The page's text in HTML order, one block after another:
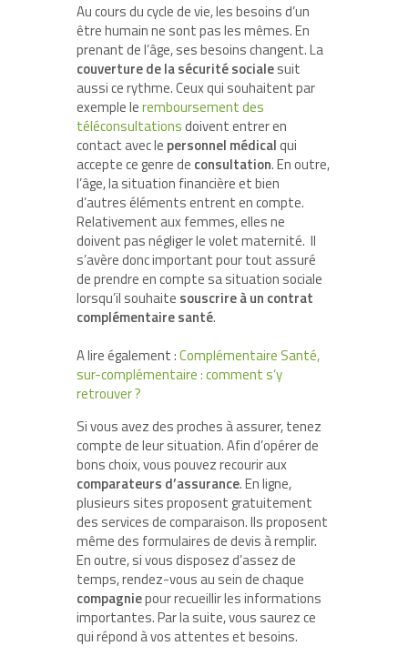
Au cours du cycle de vie, les besoins d’un
être humain ne sont pas les mêmes. En
prenant de l’âge, ses besoins changent. La
couverture de la sécurité socialesuit
aussi ce rythme. Ceux qui souhaitent par
exemple leremboursement des
téléconsultationsdoivent entrer en
contact avec le personnel médicalqui
accepte ce genre de consultation. En outre,
l’âge, la situation financière et bien
d’autres éléments entrent en compte.
Relativement aux femmes, elles ne
doivent pas négliger le volet maternité. Il
s’avère donc important pour tout assuré
de prendre en compte sa situation sociale
lorsqu’il souhaite souscrire à un contrat
complémentaire santé.
A lire également :Complémentaire Santé,
sur-complémentaire : comment s’y
retrouver ?
Si vous avez des proches à assurer, tenez
compte de leur situation. Afin d’opérer de
bons choix, vous pouvez recourir aux
comparateurs d’assurance. En ligne,
plusieurs sites proposent gratuitement
des services de comparaison. Ils proposent
même des formulaires de devis à remplir.
En outre, si vous disposez d’assez de
temps, rendez-vous au sein de chaque
compagniepour recueillir les informations
importantes. Par la suite, vous saurez ce
qui répond à vos attentes et besoins.